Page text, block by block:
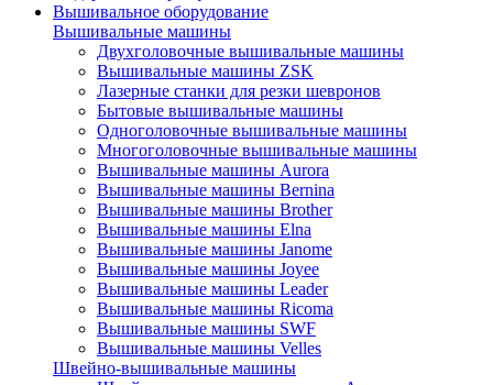
Вышивальное оборудование
Вышивальные машины
Двухголовочные вышивальные машины
Вышивальные машины ZSK
Лазерные станки для резки шевронов
Бытовые вышивальные машины
Одноголовочные вышивальные машины
Многоголовочные вышивальные машины
Вышивальные машины Aurora
Вышивальные машины Bernina
Вышивальные машины Brother
Вышивальные машины Elna
Вышивальные машины Janome
Вышивальные машины Joyee
Вышивальные машины Leader
Вышивальные машины Ricoma
Вышивальные машины SWF
Вышивальные машины Velles
Швейно-вышивальные машины